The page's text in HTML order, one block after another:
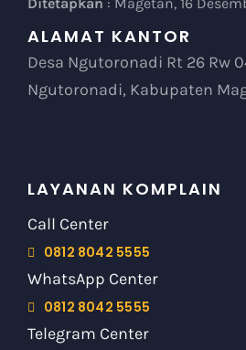
ALAMAT KANTOR
Desa Ngutoronadi Rt 26 Rw
Ngutoronadi, Kabupaten
LAYANAN KOMPLAIN
Call Center
0812 8042 5555
WhatsApp Center
0812 8042 5555
Telegram Center